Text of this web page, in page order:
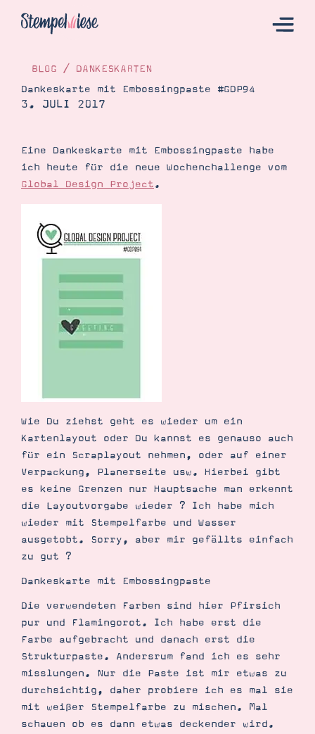
Katalog
Bestellen
Kontakt
Angebote
Demonstrator werden
Blog
Gutscheine
Tipps & Tricks
Ordnungstipps
BLOG / DANKESKARTEN
Dankeskarte mit Embossingpaste #GDP94
3. JULI 2017
Eine Dankeskarte mit Embossingpaste habe
ich heute für die neue Wochenchallenge vom
Global Design Project.
Wie Du ziehst geht es wieder um ein
Kartenlayout oder Du kannst es genauso auch
für ein Scraplayout nehmen, oder auf einer
Verpackung, Planerseite usw. Hierbei gibt
es keine Grenzen nur Hauptsache man erkennt
die Layoutvorgabe wieder ? Ich habe mich
wieder mit Stempelfarbe und Wasser
ausgetobt. Sorry, aber mir gefällts einfach
zu gut ?
Dankeskarte mit Embossingpaste
Die verwendeten Farben sind hier Pfirsich
pur und Flamingorot. Ich habe erst die
Farbe aufgebracht und danach erst die
Strukturpaste. Andersrum fand ich es sehr
misslungen. Nur die Paste ist mir etwas zu
durchsichtig, daher probiere ich es mal sie
mit weißer Stempelfarbe zu mischen. Mal
schauen ob es dann etwas deckender wird.